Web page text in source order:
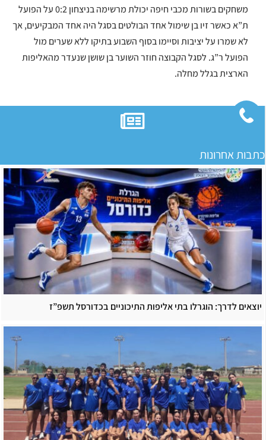
משחקים בשורות מכבי חיפה יכולת מרשימה בניצחון 0:2 על הפועל
ת”א כאשר זיו בן שימול אחד הבולטים בסגל היה אחד המבקיעים, אך
לא שמרו על יציבות וסיימו בסוף השבוע בתיקו ללא שערים מול
הפועל ר”ג. לסגל הקבוצה חוזר השוער בן שושן שנעדר מהאליפות
הארצית בגלל מחלה.
כתבות אחרונות
יוצאים לדרך: הוגרלו בתי אליפות התיכוניים בכדורסל תשפ”ז